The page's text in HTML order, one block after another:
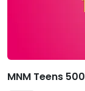
MNM Teens 500